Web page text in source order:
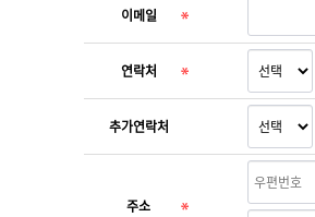
이메일
연락처
추가연락처
주소